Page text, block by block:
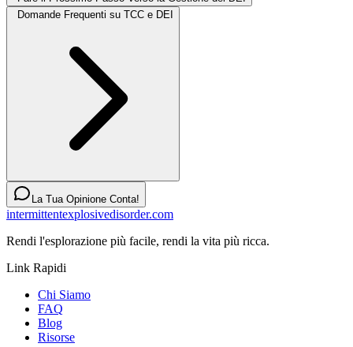
Domande Frequenti su TCC e DEI
La Tua Opinione Conta!
intermittentexplosivedisorder.com
Rendi l'esplorazione più facile, rendi la vita più ricca.
Link Rapidi
Chi Siamo
FAQ
Blog
Risorse